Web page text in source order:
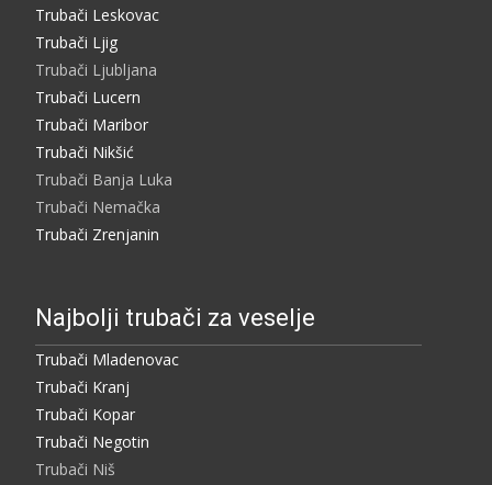
Trubači Leskovac
Trubači Ljig
Trubači Ljubljana
Trubači Lucern
Trubači Maribor
Trubači Nikšić
Trubači Banja Luka
Trubači Nemačka
Trubači Zrenjanin
Najbolji trubači za veselje
Trubači Mladenovac
Trubači Kranj
Trubači Kopar
Trubači Negotin
Trubači Niš